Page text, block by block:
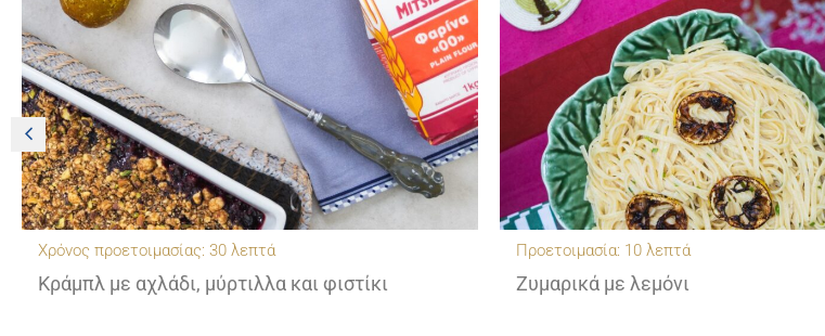
Χρόνος προετοιμασίας: 30 λεπτά
Κράμπλ με αχλάδι, μύρτιλλα και φιστίκι
Προετοιμασία: 10 λεπτά
Ζυμαρικά με λεμόνι